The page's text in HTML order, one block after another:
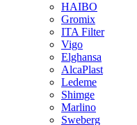
HAIBO
Gromix
ITA Filter
Vigo
Elghansa
AlcaPlast
Ledeme
Shimge
Marlino
Sweberg